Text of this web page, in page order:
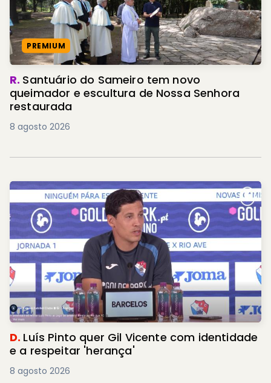
PREMIUM
R. Santuário do Sameiro tem novo
queimador e escultura de Nossa Senhora
restaurada
8 agosto 2026
D. Luís Pinto quer Gil Vicente com identidade
e a respeitar 'herança'
8 agosto 2026